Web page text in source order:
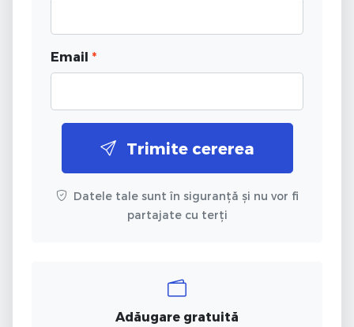
Email *
Trimite cererea
Datele tale sunt în siguranță și nu vor fi
partajate cu terți
Adăugare gratuită